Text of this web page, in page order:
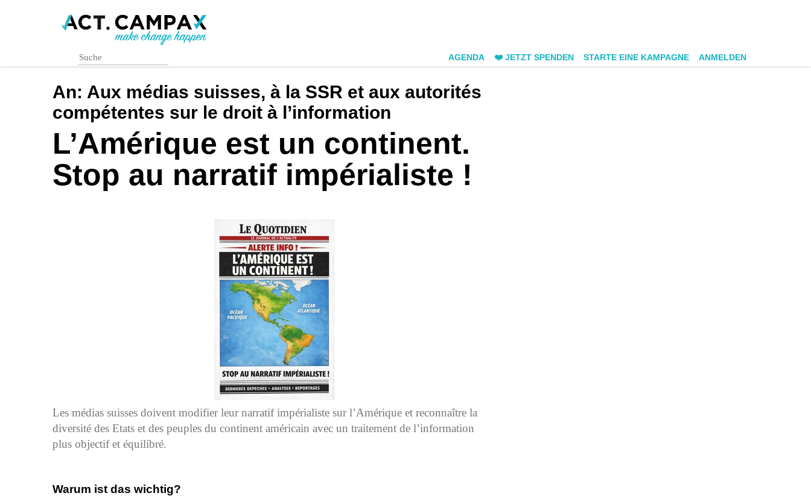
AGENDA ❤️ JETZT SPENDEN STARTE EINE KAMPAGNE ANMELDEN
An: Aux médias suisses, à la SSR et aux autorités
compétentes sur le droit à l’information
L’Amérique est un continent.
Stop au narratif impérialiste !
Les médias suisses doivent modifier leur narratif impérialiste sur l’Amérique et reconnaître la
diversité des Etats et des peuples du continent américain avec un traitement de l’information
plus objectif et équilibré.
Warum ist das wichtig?